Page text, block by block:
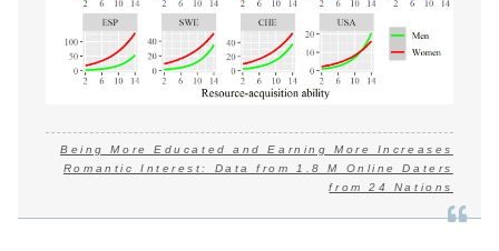
Being More Educated and Earning More Increases
Romantic Interest: Data from 1.8 M Online Daters
from 24 Nations